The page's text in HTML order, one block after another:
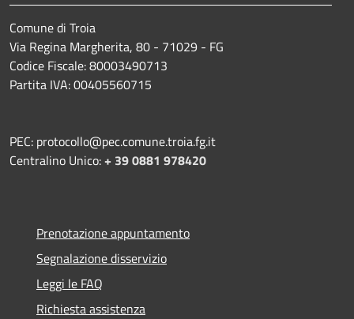
Comune di Troia
Via Regina Margherita, 80 - 71029 - FG
Codice Fiscale: 80003490713
Partita IVA: 00405560715
PEC: protocollo@pec.comune.troia.fg.it
Centralino Unico:+ 39 0881 978420
Prenotazione appuntamento
Segnalazione disservizio
Leggi le FAQ
Richiesta assistenza